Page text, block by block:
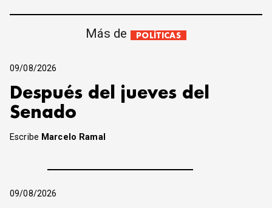
Más de POLÍTICAS
09/08/2026
Después del jueves del
Senado
Escribe Marcelo Ramal
09/08/2026